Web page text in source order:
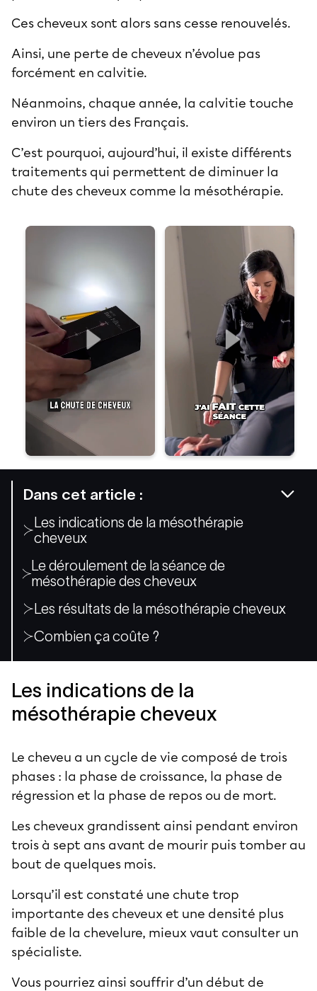
Dans cet article :
Les indications de la mésothérapie
cheveux
Le déroulement de la séance de
mésothérapie des cheveux
Les résultats de la mésothérapie cheveux
Combien ça coûte ?
Ces cheveux sont alors sans cesse renouvelés.
Ainsi, une perte de cheveux n’évolue pas
forcément en calvitie.
Néanmoins, chaque année, la calvitie touche
environ un tiers des Français.
C’est pourquoi, aujourd’hui, il existe différents
traitements qui permettent de diminuer la
chute des cheveux comme la mésothérapie.
Les indications de la
mésothérapie cheveux
Le cheveu a un cycle de vie composé de trois
phases : la phase de croissance, la phase de
régression et la phase de repos ou de mort.
Les cheveux grandissent ainsi pendant environ
trois à sept ans avant de mourir puis tomber au
bout de quelques mois.
Lorsqu’il est constaté une chute trop
importante des cheveux et une densité plus
faible de la chevelure, mieux vaut consulter un
spécialiste.
Vous pourriez ainsi souffrir d’un début de